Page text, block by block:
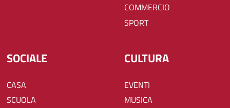
COMMERCIO
SPORT
SOCIALE
CASA
SCUOLA
CULTURA
EVENTI
MUSICA